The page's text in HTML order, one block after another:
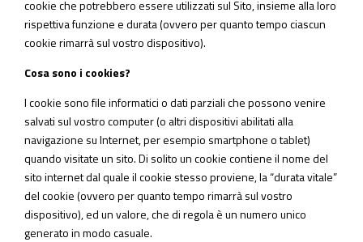
cookie che potrebbero essere utilizzati sul Sito, insieme alla loro
rispettiva funzione e durata (ovvero per quanto tempo ciascun
cookie rimarrà sul vostro dispositivo).
Cosa sono i cookies?
I cookie sono file informatici o dati parziali che possono venire
salvati sul vostro computer (o altri dispositivi abilitati alla
navigazione su Internet, per esempio smartphone o tablet)
quando visitate un sito. Di solito un cookie contiene il nome del
sito internet dal quale il cookie stesso proviene, la “durata vitale”
del cookie (ovvero per quanto tempo rimarrà sul vostro
dispositivo), ed un valore, che di regola è un numero unico
generato in modo casuale.